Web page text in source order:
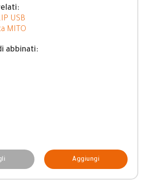
USB
MITO
abbinati:
Aggiungi